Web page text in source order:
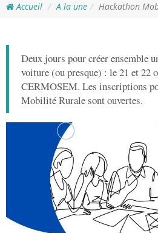
Accueil A la une Hackathon
Deux jours pour créer ensemble
voiture (ou presque) : le 21 et 22
CERMOSEM. Les inscriptions
Mobilité Rurale sont ouvertes.